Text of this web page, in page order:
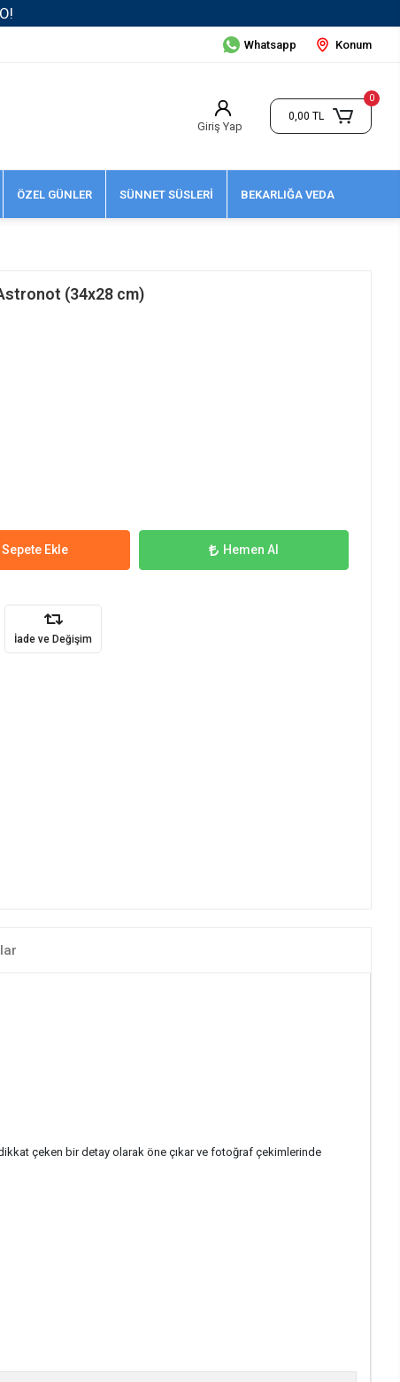
Whatsapp Konum
Giriş Yap
0
0,00 TL
ÖZEL GÜNLER SÜNNET SÜSLERİ BEKARLIĞA VEDA
(34x28 cm)
Sepete Ekle Hemen Al
İade ve Değişim
çeken bir detay olarak öne çıkar ve fotoğraf çekimlerinde